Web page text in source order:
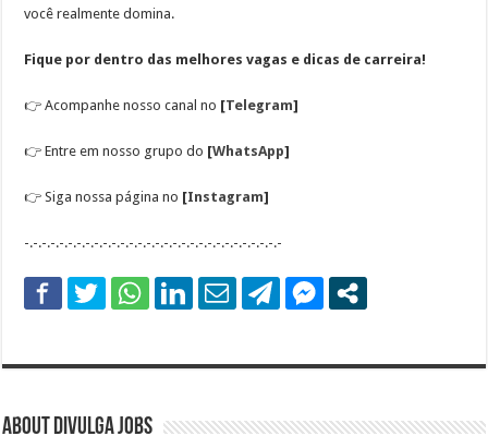
você realmente domina.
Fique por dentro das melhores vagas e dicas de carreira!
👉 Acompanhe nosso canal no [Telegram]
👉 Entre em nosso grupo do [WhatsApp]
👉 Siga nossa página no [Instagram]
-.-.-.-.-.-.-.-.-.-.-.-.-.-.-.-.-.-.-.-.-.-.-.-.-.-.-.-.-.-
About DIVULGA JOBS